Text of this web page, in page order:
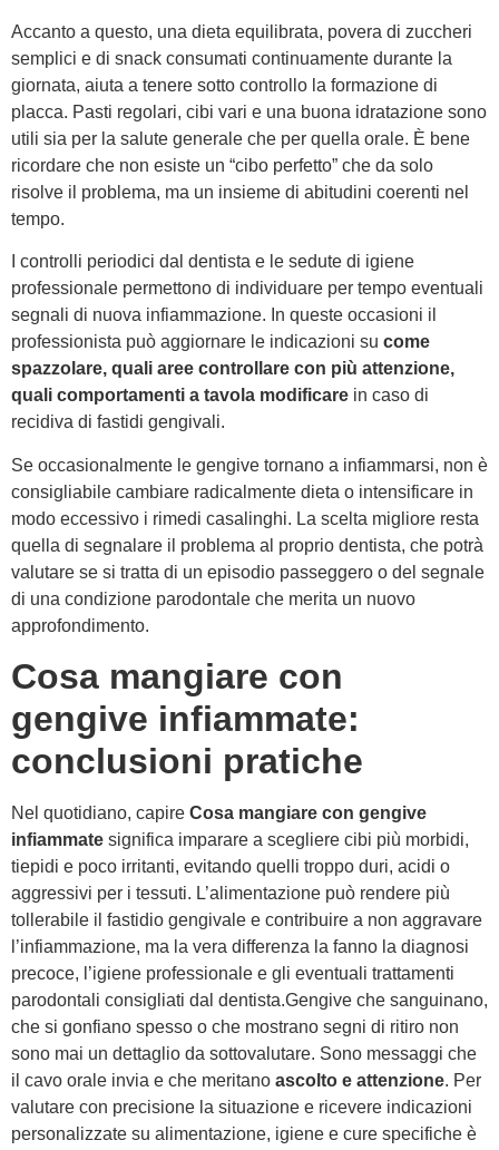
Accanto a questo, una dieta equilibrata, povera di zuccheri
semplici e di snack consumati continuamente durante la
giornata, aiuta a tenere sotto controllo la formazione di
placca. Pasti regolari, cibi vari e una buona idratazione sono
utili sia per la salute generale che per quella orale. È bene
ricordare che non esiste un “cibo perfetto” che da solo
risolve il problema, ma un insieme di abitudini coerenti nel
tempo.
I controlli periodici dal dentista e le sedute di igiene
professionale permettono di individuare per tempo eventuali
segnali di nuova infiammazione. In queste occasioni il
professionista può aggiornare le indicazioni su come
spazzolare, quali aree controllare con più attenzione,
quali comportamenti a tavola modificare in caso di
recidiva di fastidi gengivali.
Se occasionalmente le gengive tornano a infiammarsi, non è
consigliabile cambiare radicalmente dieta o intensificare in
modo eccessivo i rimedi casalinghi. La scelta migliore resta
quella di segnalare il problema al proprio dentista, che potrà
valutare se si tratta di un episodio passeggero o del segnale
di una condizione parodontale che merita un nuovo
approfondimento.
Cosa mangiare con
gengive infiammate:
conclusioni pratiche
Nel quotidiano, capire Cosa mangiare con gengive
infiammate significa imparare a scegliere cibi più morbidi,
tiepidi e poco irritanti, evitando quelli troppo duri, acidi o
aggressivi per i tessuti. L’alimentazione può rendere più
tollerabile il fastidio gengivale e contribuire a non aggravare
l’infiammazione, ma la vera differenza la fanno la diagnosi
precoce, l’igiene professionale e gli eventuali trattamenti
parodontali consigliati dal dentista.Gengive che sanguinano,
che si gonfiano spesso o che mostrano segni di ritiro non
sono mai un dettaglio da sottovalutare. Sono messaggi che
il cavo orale invia e che meritano ascolto e attenzione. Per
valutare con precisione la situazione e ricevere indicazioni
personalizzate su alimentazione, igiene e cure specifiche è